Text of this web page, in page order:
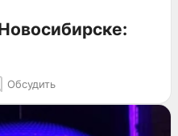
Обсудить